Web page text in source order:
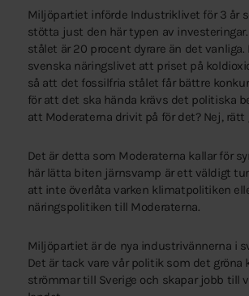
Miljöpartiet införde Industriklivet för 3 år
stötta just den här typen av
stålet är 20 procent dyrare än det vanliga.
svenska näringslivet att priset på
så att det fossilfria stålet får bättre
för att det ska hända krävs det politiska
att Moderaterna drivit på för det? Nej, rätt
Det är detta som Moderaterna kallar för
här lätta biten järnsvamp är ett väldigt
att inte överlåta varken klimatpolitiken
näringspolitiken till Moderaterna.
Miljöpartiet är de nya industrivännerna i
Det är tack vare vår politik som det gröna
strömmar till Sverige och skapar jobb till